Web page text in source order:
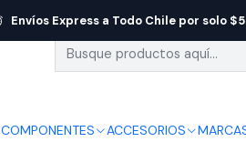
COMPONENTES ACCESORIOS
Envíos Express a Todo Chile por solo